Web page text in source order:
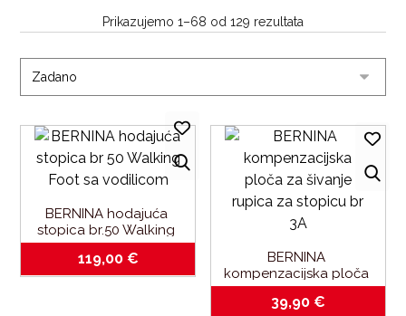
Prikazujemo 1–68 od 129 rezultata
BERNINA hodajuća
stopica br.50 Walking
Foot sa vodilicom
119,00 €
BERNINA
kompenzacijska ploča
za šivanje rupica-za
stopicu br.3A
39,90 €